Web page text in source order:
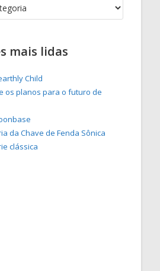
mais lidas
Child
os planos para o futuro de
da Chave de Fenda Sônica
clássica